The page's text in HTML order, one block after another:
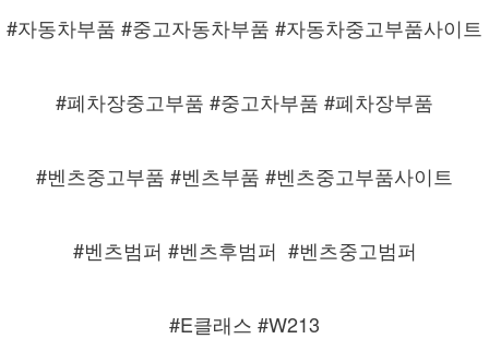
#자동차부품 #중고자동차부품 #자동차중고부품사이트
#폐차장중고부품 #중고차부품 #폐차장부품
#벤츠중고부품 #벤츠부품 #벤츠중고부품사이트
#벤츠범퍼 #벤츠후범퍼 #벤츠중고범퍼
#E클래스 #W213